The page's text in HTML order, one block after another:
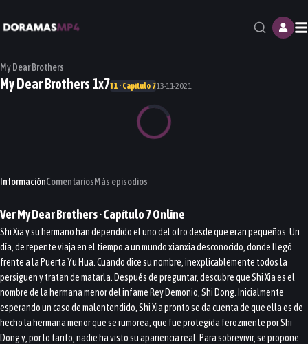
My Dear Brothers
My Dear Brothers 1x7T1 · Capítulo 713-11-2021
InformaciónComentariosMás episodios
VerMy Dear Brothers· Capítulo7Online
Shi Xia y su hermano han dependido el uno del otro desde que eran pequeños. Un
día, de repente viaja en el tiempo a un mundo xianxia desconocido, donde llegó
frente a la Puerta Yu Hua. Cuando dice su nombre, inexplicablemente todos la
persiguen y tratan de matarla. Después de preguntar, descubre que Shi Xia es el
nombre de la hermana menor del infame Rey Demonio, Shi Dong. Inicialmente
esperando un caso de malentendido, Shi Xia pronto se da cuenta de que ella es de
hecho la hermana menor que se rumorea, que fue protegida ferozmente por Shi
Dong y, por lo tanto, nadie ha visto su apariencia real. Para sobrevivir, se propone